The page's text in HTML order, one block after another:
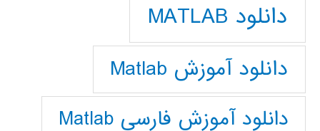
دانلود MATLAB
دانلود آموزش Matlab
دانلود آموزش فارسي Matlab